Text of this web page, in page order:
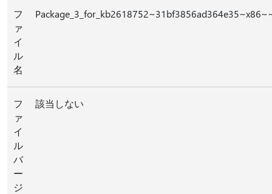
フ
ァ
イ
ル
名
フ
ァ
イ
ル
バ
ー
ジ
該当しない